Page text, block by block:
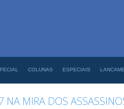
COLUNAS ESPECIAIS
NA MIRA DOS